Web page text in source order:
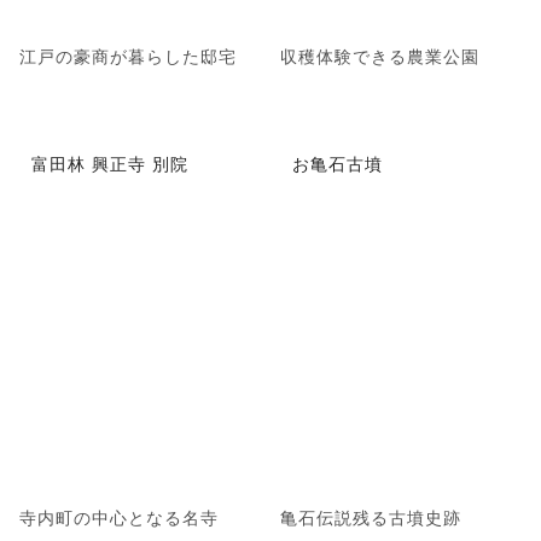
江戸の豪商が暮らした邸宅 収穫体験できる農業公園
富田林 興正寺 別院
寺内町の中心となる名寺
お亀石古墳
亀石伝説残る古墳史跡